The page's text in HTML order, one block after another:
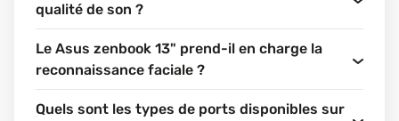
qualité de son ?
Le Asus zenbook 13" prend-il en charge la
reconnaissance faciale ?
Quels sont les types de ports disponibles sur